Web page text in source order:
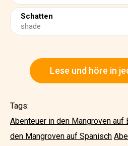
Schatten
shade
Lese und höre in
Tags:
Abenteuer in den Mangroven auf
den Mangroven auf Spanisch